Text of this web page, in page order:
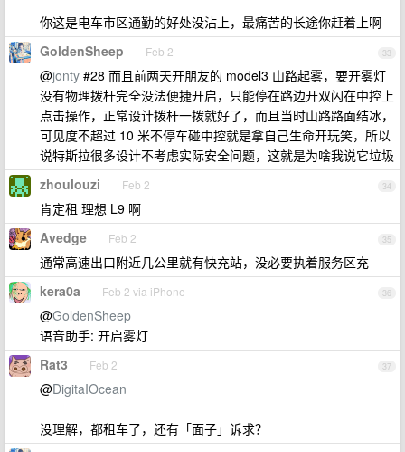
你这是电车市区通勤的好处没沾上，最痛苦的长途你赶着上啊
33
GoldenSheep Feb 2
@jonty #28 而且前两天开朋友的 model3 山路起雾，要开雾灯
没有物理拨杆完全没法便捷开启，只能停在路边开双闪在中控上
点击操作，正常设计拨杆一拨就好了，而且当时山路路面结冰，
可见度不超过 10 米不停车碰中控就是拿自己生命开玩笑，所以
说特斯拉很多设计不考虑实际安全问题，这就是为啥我说它垃圾
34
zhoulouzi Feb 2
肯定租 理想 L9 啊
35
Avedge Feb 2
通常高速出口附近几公里就有快充站，没必要执着服务区充
36
kera0a Feb 2 via iPhone
@GoldenSheep
语音助手: 开启雾灯
37
Rat3 Feb 2
@DigitaIOcean
没理解，都租车了，还有「面子」诉求？